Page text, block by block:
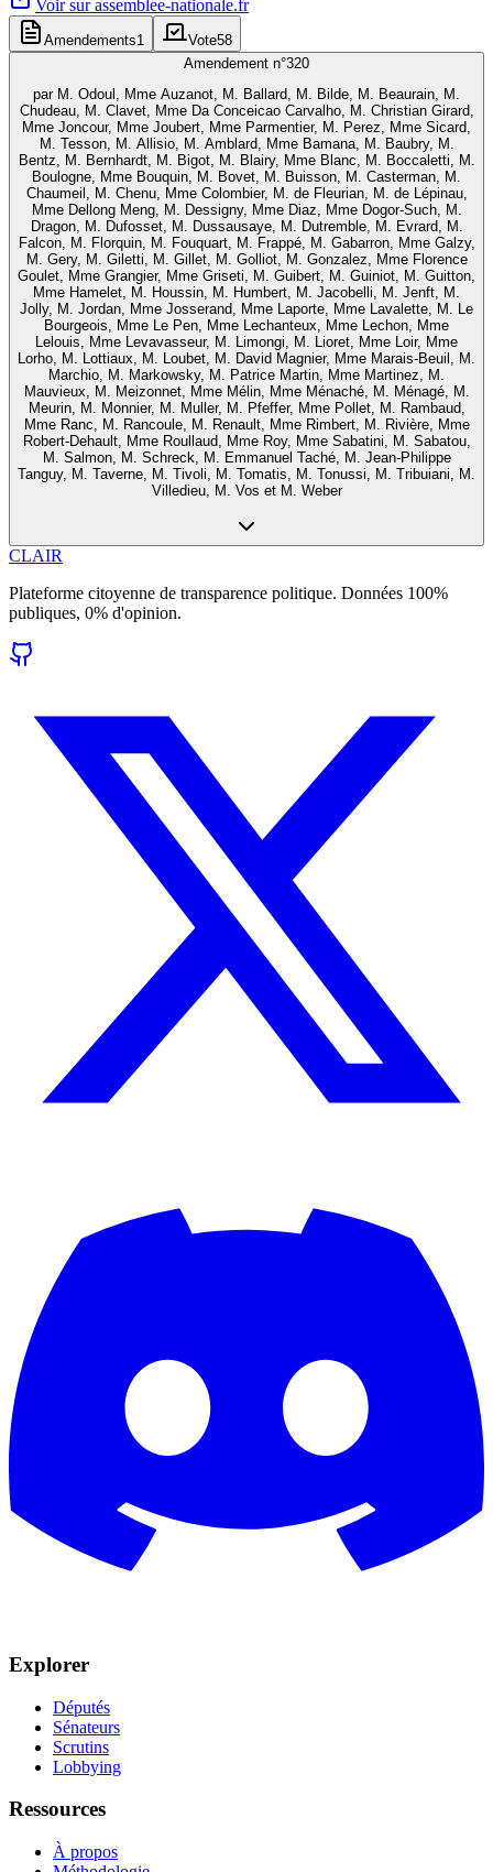
Voir surassemblee-nationale.fr
Amendements1 Vote58
Amendement n°320
par M. Odoul, Mme Auzanot, M. Ballard, M. Bilde, M. Beaurain, M.
Chudeau, M. Clavet, Mme Da Conceicao Carvalho, M. Christian Girard,
Mme Joncour, Mme Joubert, Mme Parmentier, M. Perez, Mme Sicard,
M. Tesson, M. Allisio, M. Amblard, Mme Bamana, M. Baubry, M.
Bentz, M. Bernhardt, M. Bigot, M. Blairy, Mme Blanc, M. Boccaletti, M.
Boulogne, Mme Bouquin, M. Bovet, M. Buisson, M. Casterman, M.
Chaumeil, M. Chenu, Mme Colombier, M. de Fleurian, M. de Lépinau,
Mme Dellong Meng, M. Dessigny, Mme Diaz, Mme Dogor-Such, M.
Dragon, M. Dufosset, M. Dussausaye, M. Dutremble, M. Evrard, M.
Falcon, M. Florquin, M. Fouquart, M. Frappé, M. Gabarron, Mme Galzy,
M. Gery, M. Giletti, M. Gillet, M. Golliot, M. Gonzalez, Mme Florence
Goulet, Mme Grangier, Mme Griseti, M. Guibert, M. Guiniot, M. Guitton,
Mme Hamelet, M. Houssin, M. Humbert, M. Jacobelli, M. Jenft, M.
Jolly, M. Jordan, Mme Josserand, Mme Laporte, Mme Lavalette, M. Le
Bourgeois, Mme Le Pen, Mme Lechanteux, Mme Lechon, Mme
Lelouis, Mme Levavasseur, M. Limongi, M. Lioret, Mme Loir, Mme
Lorho, M. Lottiaux, M. Loubet, M. David Magnier, Mme Marais-Beuil, M.
Marchio, M. Markowsky, M. Patrice Martin, Mme Martinez, M.
Mauvieux, M. Meizonnet, Mme Mélin, Mme Ménaché, M. Ménagé, M.
Meurin, M. Monnier, M. Muller, M. Pfeffer, Mme Pollet, M. Rambaud,
Mme Ranc, M. Rancoule, M. Renault, Mme Rimbert, M. Rivière, Mme
Robert-Dehault, Mme Roullaud, Mme Roy, Mme Sabatini, M. Sabatou,
M. Salmon, M. Schreck, M. Emmanuel Taché, M. Jean-Philippe
Tanguy, M. Taverne, M. Tivoli, M. Tomatis, M. Tonussi, M. Tribuiani, M.
Villedieu, M. Vos et M. Weber
CLAIR
Plateforme citoyenne de transparence politique. Données 100%
publiques, 0% d'opinion.
Explorer
Députés
Sénateurs
Scrutins
Lobbying
Ressources
À propos